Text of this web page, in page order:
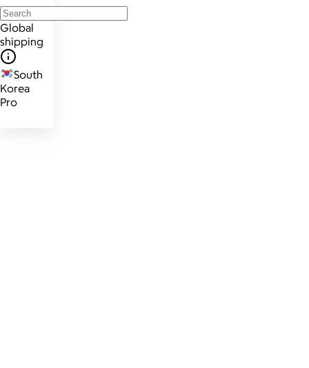
Global
shipping
South
Korea
Pro